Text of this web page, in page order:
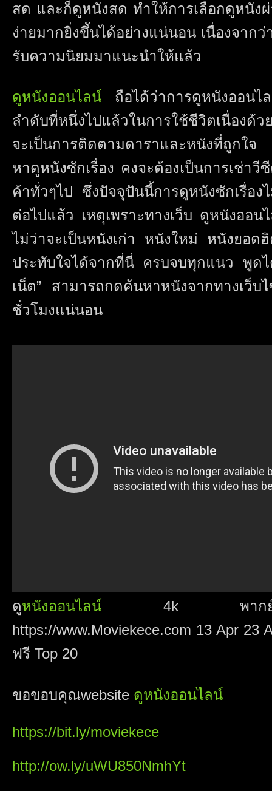
สด และก็ดูหนังสด ทำให้การเลือกดูหนัง
ง่ายมากยิ่งขึ้นได้อย่างแน่นอน เนื่องจาก
รับความนิยมมาแนะนำให้แล้ว
ดูหนังออนไลน์ ถือได้ว่าการดูหนังออนไ
ลำดับที่หนึ่งไปแล้วในการใช้ชีวิตเนื่องด้
จะเป็นการติดตามดาราและหนังที่ถูกใ
หาดูหนังซักเรื่อง คงจะต้องเป็นการเช่า
ค้าทั่วๆไป ซึ่งปัจจุปันนี้การดูหนังซักเรื่อง
ต่อไปแล้ว เหตุเพราะทางเว็บ ดูหนังออ
ไม่ว่าจะเป็นหนังเก่า หนังใหม่ หนังยอ
ประทับใจได้จากที่นี่ ครบจบทุกแนว พูด
เน็ต” สามารถกดค้นหาหนังจากทางเว็
ชั่วโมงแน่นอน
ดูหนังออนไลน์ 4k พากย์ไท
https://www.Moviekece.com 13 Apr
ฟรี Top 20
ขอขอบคุณwebsite ดูหนังออนไลน์
https://bit.ly/moviekece
http://ow.ly/uWU850NmhYt